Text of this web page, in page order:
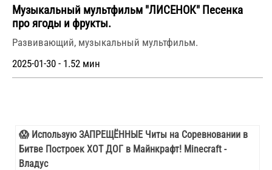
Музыкальный мультфильм "ЛИСЕНОК" Песенка
про ягоды и фрукты.
Развивающий, музыкальный мультфильм.
2025-01-30 - 1.52 мин
😱 Использую ЗАПРЕЩЁННЫЕ Читы на Соревновании в
Битве Построек ХОТ ДОГ в Майнкрафт! Minecraft -
Владус